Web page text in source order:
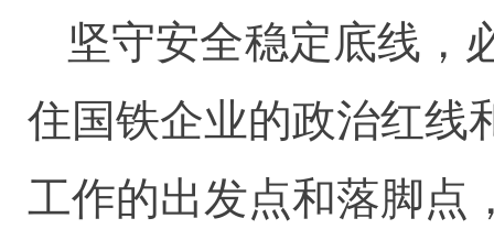
坚守安全稳定底线，
住国铁企业的政治红线
工作的出发点和落脚点